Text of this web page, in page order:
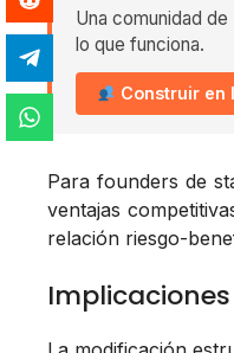
Una comunidad
lo que funciona.
Construir en
Para founders de
ventajas
relación riesgo-